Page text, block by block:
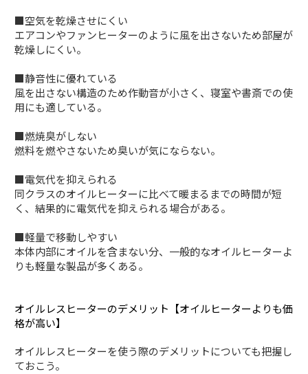
■空気を乾燥させにくい
エアコンやファンヒーターのように風を出さないため部屋が
乾燥しにくい。
■静音性に優れている
風を出さない構造のため作動音が小さく、寝室や書斎での使
用にも適している。
■燃焼臭がしない
燃料を燃やさないため臭いが気にならない。
■電気代を抑えられる
同クラスのオイルヒーターに比べて暖まるまでの時間が短
く、結果的に電気代を抑えられる場合がある。
■軽量で移動しやすい
本体内部にオイルを含まない分、一般的なオイルヒーターよ
りも軽量な製品が多くある。
オイルレスヒーターのデメリット【オイルヒーターよりも価
格が高い】
オイルレスヒーターを使う際のデメリットについても把握し
ておこう。